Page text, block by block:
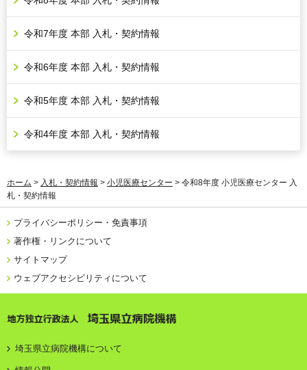
令和7年度 本部 入札・契約情報
令和6年度 本部 入札・契約情報
令和5年度 本部 入札・契約情報
令和4年度 本部 入札・契約情報
ホーム > 入札・契約情報 > 小児医療センター > 令和8年度 小児医療センター 入
札・契約情報
プライバシーポリシー・免責事項
著作権・リンクについて
サイトマップ
ウェブアクセシビリティについて
地方独立行政法人 埼玉県立病院機構
埼玉県立病院機構について